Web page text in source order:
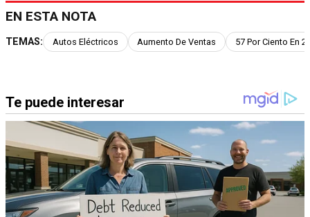
EN ESTA NOTA
TEMAS: Autos Eléctricos Aumento De Ventas 57 Por Ciento En